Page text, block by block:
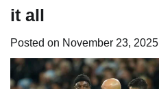
it all
Posted on November 23, 2025